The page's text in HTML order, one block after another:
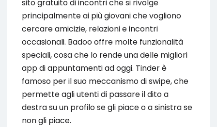
sito gratuito di incontri che si rivolge
principalmente ai più giovani che vogliono
cercare amicizie, relazioni e incontri
occasionali. Badoo offre molte funzionalità
speciali, cosa che lo rende una delle migliori
app di appuntamenti ad oggi. Tinder è
famoso per il suo meccanismo di swipe, che
permette agli utenti di passare il dito a
destra su un profilo se gli piace o a sinistra se
non gli piace.